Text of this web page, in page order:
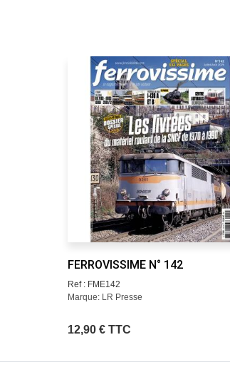
FERROVISSIME N° 142
Ref : FME142
Marque: LR Presse
12,90 € TTC